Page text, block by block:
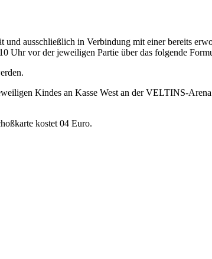
und ausschließlich in Verbindung mit einer bereits
Uhr vor der jeweiligen Partie über das folgende
Kindes an Kasse West an der VELTINS-
kostet 04 Euro.